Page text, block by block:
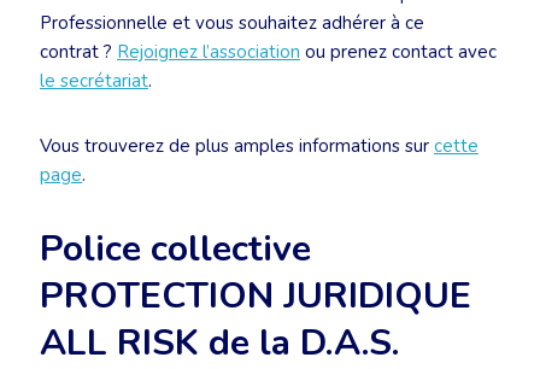
Professionnelle et vous souhaitez adhérer à ce
contrat ? Rejoignez l’association ou prenez contact avec
le secrétariat.
Vous trouverez de plus amples informations sur cette
page.
Police collective
PROTECTION JURIDIQUE
ALL RISK de la D.A.S.